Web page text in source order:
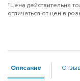
*Цена действительна
отличаться от цен в
Описание